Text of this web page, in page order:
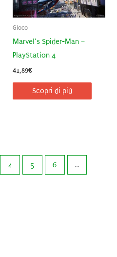
Gioco
Marvel’s Spider-Man –
PlayStation 4
41,89€
Scopri di più
4 5 6 …